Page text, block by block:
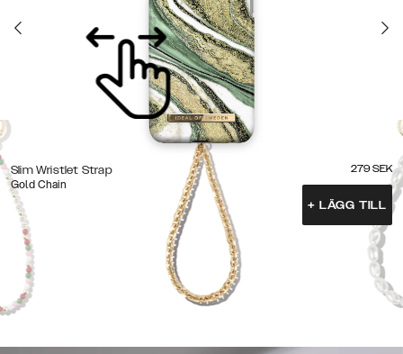
Slim Wristlet Strap
Gold Chain
279 SEK
+ LÄGG TILL